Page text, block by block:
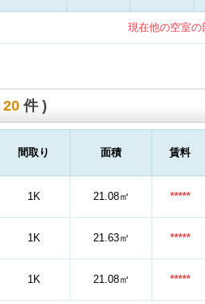
現在他の空室の
20 件 )
間取り 面積 賃料
1K 21.08㎡ *****
1K 21.63㎡ *****
1K 21.08㎡ *****